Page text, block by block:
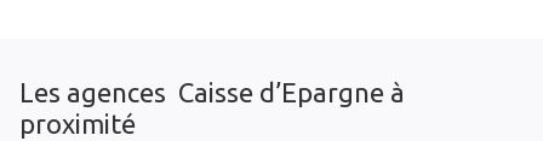
Les agences Caisse d’Epargne à
proximité